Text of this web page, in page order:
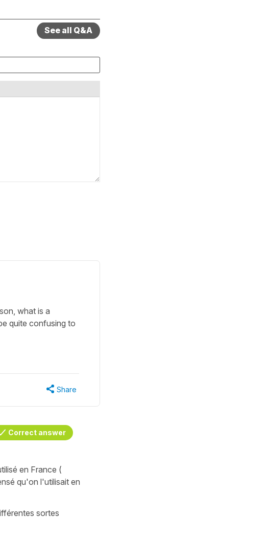
See all Q&A
what is a
quite confusing to
Share
Correct answer
en France (
qu'on l'utilisait en
sortes